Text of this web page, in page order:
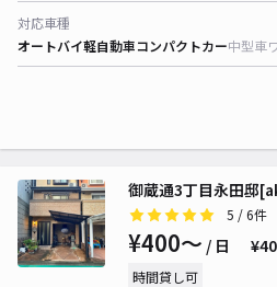
対応車種
オートバイ軽自動車コンパクトカー中型車
御蔵通3丁目永田邸
5 / 6件
¥400〜 / 日
時間貸し可